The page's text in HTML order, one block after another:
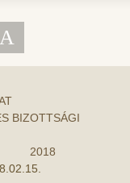
BIZOTTSÁGI
2018